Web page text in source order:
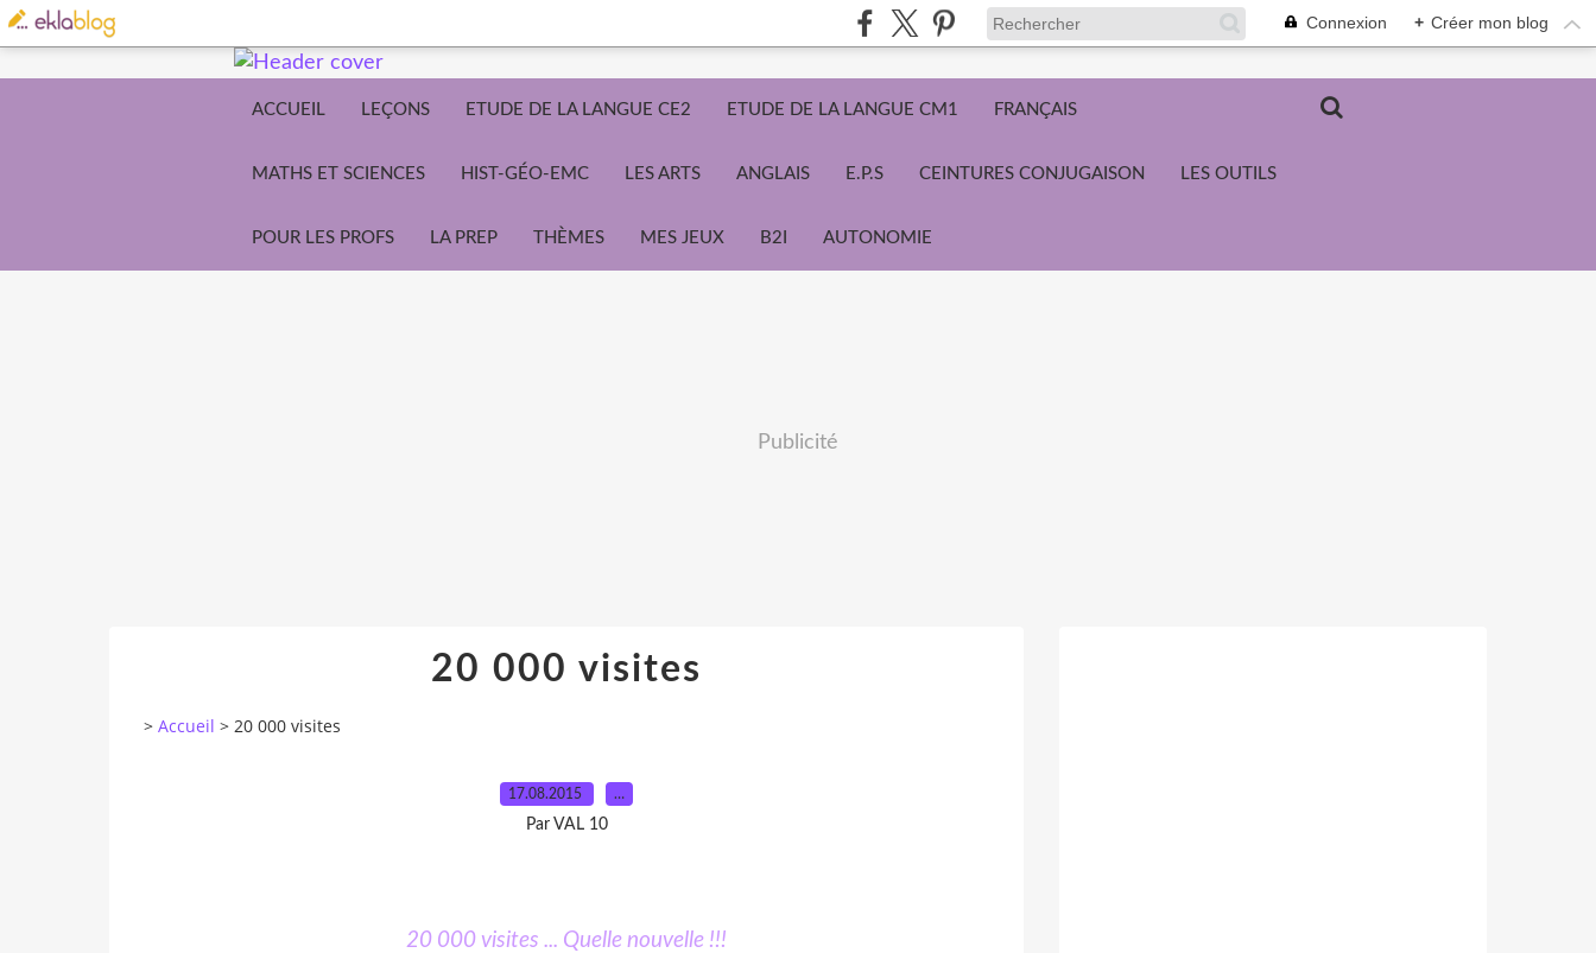
Connexion + Créer mon blog
ACCUEIL LEÇONS ETUDE DE LA LANGUE CE2 ETUDE DE LA LANGUE CM1 FRANÇAIS
MATHS ET SCIENCES HIST-GÉO-EMC LES ARTS ANGLAIS E.P.S CEINTURES CONJUGAISON LES OUTILS
POUR LES PROFS LA PREP THÈMES MES JEUX B2I AUTONOMIE
Publicité
20 000 visites
> Accueil > 20 000 visites
17.08.2015 …
Par VAL 10
20 000 visites ... Quelle nouvelle !!!